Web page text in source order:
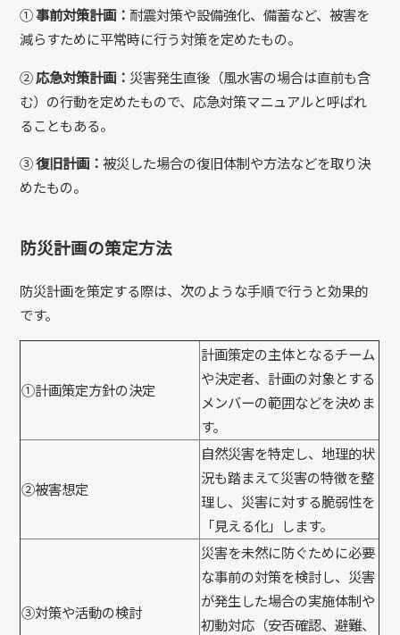
①事前対策計画： 耐震対策や設備強化、備蓄など、被害を
減らすために平常時に行う対策を定めたもの。
②応急対策計画： 災害発生直後（風水害の場合は直前も含
む）の行動を定めたもので、応急対策マニュアルと呼ばれ
ることもある。
③復旧計画：被災した場合の復旧体制や方法などを取り決
めたもの。
防災計画の策定方法
防災計画を策定する際は、次のような手順で行うと効果的
です。
①計画策定方針の決定
計画策定の主体となるチーム
や決定者、計画の対象とする
メンバーの範囲などを決めま
す。
②被害想定
自然災害を特定し、地理的状
況も踏まえて災害の特徴を整
理し、災害に対する脆弱性を
「見える化」します。
③対策や活動の検討
災害を未然に防ぐために必要
な事前の対策を検討し、災害
が発生した場合の実施体制や
初動対応（安否確認、避難、